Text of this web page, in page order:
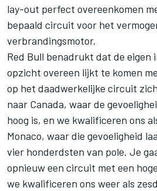
lay-out perfect overeenkomen
bepaald circuit voor het
verbrandingsmotor.
Red Bull benadrukt dat de eigen
opzicht overeen lijkt te komen
op het daadwerkelijke circuit
naar Canada, waar de
hoog is, en we kwalificeren ons
Monaco, waar die gevoeligheid
vier honderdsten van pole. Je
opnieuw een circuit met een
we kwalificeren ons weer als